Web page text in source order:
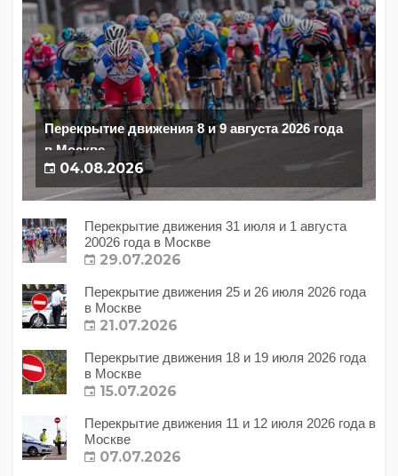
Перекрытие движения 8 и 9 августа 2026 года
в Москве
04.08.2026
Перекрытие движения 31 июля и 1 августа
20026 года в Москве
29.07.2026
Перекрытие движения 25 и 26 июля 2026 года
в Москве
21.07.2026
Перекрытие движения 18 и 19 июля 2026 года
в Москве
15.07.2026
Перекрытие движения 11 и 12 июля 2026 года в
Москве
07.07.2026